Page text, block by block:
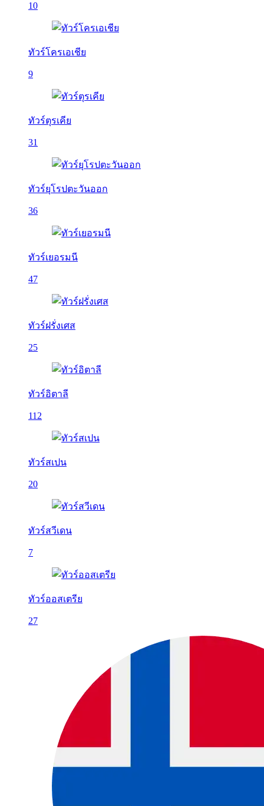
10
ทัวร์โครเอเชีย
9
ทัวร์ตุรเคีย
31
ทัวร์ยุโรปตะวันออก
36
ทัวร์เยอรมนี
47
ทัวร์ฝรั่งเศส
25
ทัวร์อิตาลี
112
ทัวร์สเปน
20
ทัวร์สวีเดน
7
ทัวร์ออสเตรีย
27